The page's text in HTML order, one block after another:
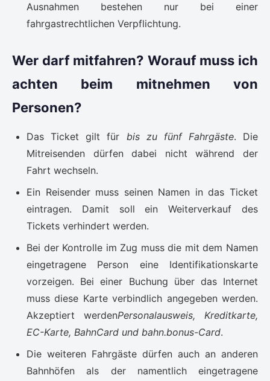
Ausnahmen bestehen nur bei einer
fahrgastrechtlichen Verpflichtung.
Wer darf mitfahren? Worauf muss ich
achten beim mitnehmen von
Personen?
Das Ticket gilt für bis zu fünf Fahrgäste. Die
Mitreisenden dürfen dabei nicht während der
Fahrt wechseln.
Ein Reisender muss seinen Namen in das Ticket
eintragen. Damit soll ein Weiterverkauf des
Tickets verhindert werden.
Bei der Kontrolle im Zug muss die mit dem Namen
eingetragene Person eine Identifikationskarte
vorzeigen. Bei einer Buchung über das Internet
muss diese Karte verbindlich angegeben werden.
Akzeptiert werdenPersonalausweis, Kreditkarte,
EC-Karte, BahnCard und bahn.bonus-Card.
Die weiteren Fahrgäste dürfen auch an anderen
Bahnhöfen als der namentlich eingetragene